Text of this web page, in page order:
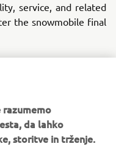
service, and related
the snowmobile final
2024 models is
delivery. Yamaha
business over the
da lahko
storitve in trženje.